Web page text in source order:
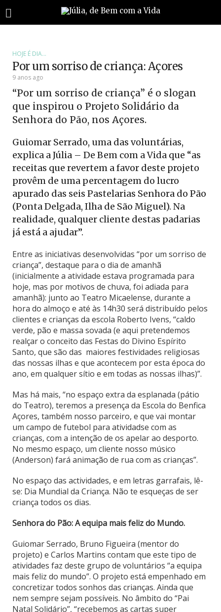
HOJE É DIA...
Por um sorriso de criança: Açores
9 anos ago
“Por um sorriso de criança” é o slogan
que inspirou o Projeto Solidário da
Senhora do Pão, nos Açores.
Guiomar Serrado, uma das voluntárias,
explica a Júlia – De Bem com a Vida que “as
receitas que revertem a favor deste projeto
provêm de uma percentagem do lucro
apurado das seis Pastelarias Senhora do Pão
(Ponta Delgada, Ilha de São Miguel). Na
realidade, qualquer cliente destas padarias
já está a ajudar”.
Entre as iniciativas desenvolvidas “por um sorriso de
criança”, destaque para o dia de amanhã
(inicialmente a atividade estava programada para
hoje, mas por motivos de chuva, foi adiada para
amanhã): junto ao Teatro Micaelense, durante a
hora do almoço e até às 14h30 será distribuído pelos
clientes e crianças da escola Roberto Ivens, “caldo
verde, pão e massa sovada (e aqui pretendemos
realçar o conceito das Festas do Divino Espírito
Santo, que são das maiores festividades religiosas
das nossas ilhas e que acontecem por esta época do
ano, em qualquer sítio e em todas as nossas ilhas)”.
Mas há mais, “no espaço extra da esplanada (pátio
do Teatro), teremos a presença da Escola do Benfica
Açores, também nosso parceiro, e que vai montar
um campo de futebol para atividadse com as
crianças, com a intenção de os apelar ao desporto.
No mesmo espaço, um cliente nosso músico
(Anderson) fará animação de rua com as crianças”.
No espaço das actividades, e em letras garrafais, lê-
se: Dia Mundial da Criança. Não te esqueças de ser
criança todos os dias.
Senhora do Pão: A equipa mais feliz do Mundo.
Guiomar Serrado, Bruno Figueira (mentor do
projeto) e Carlos Martins contam que este tipo de
atividades faz deste grupo de voluntários “a equipa
mais feliz do mundo”. O projeto está empenhado em
concretizar todos sonhos das crianças. Ainda que
nem sempre sejam possíveis. No âmbito do “Pai
Natal Solidário”, “recebemos as cartas super